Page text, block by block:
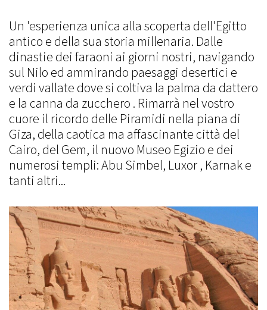
Un 'esperienza unica alla scoperta dell'Egitto
antico e della sua storia millenaria. Dalle
dinastie dei faraoni ai giorni nostri, navigando
sul Nilo ed ammirando paesaggi desertici e
verdi vallate dove si coltiva la palma da dattero
e la canna da zucchero . Rimarrà nel vostro
cuore il ricordo delle Piramidi nella piana di
Giza, della caotica ma affascinante città del
Cairo, del Gem, il nuovo Museo Egizio e dei
numerosi templi: Abu Simbel, Luxor , Karnak e
tanti altri...